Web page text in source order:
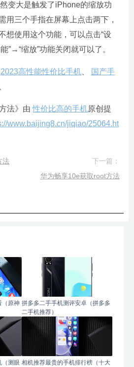
变大是触发了iPhone的缩放功
用三个手指在屏幕上点击两下，
想使用这个功能，可以点击“设
”→“缩放”功能关闭就可以了。
2023高性能性价比手机
国产手
法》由性价比高的手机原创提
www.baijing8.cn/jiqiao/25064.ht
法
下一篇：
华为畅享10e获取root方法
（原神 拼多多二手手机测评安卓（拼多多
二手机推荐）
（测眼 相机推荐最贵的手机排行榜（十大